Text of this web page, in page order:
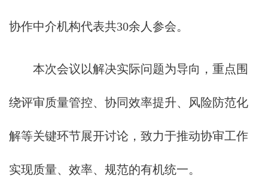
协作中介机构代表共30余人参会。
本次会议以解决实际问题为导向，重点围
绕评审质量管控、协同效率提升、风险防范化
解等关键环节展开讨论，致力于推动协审工作
实现质量、效率、规范的有机统一。